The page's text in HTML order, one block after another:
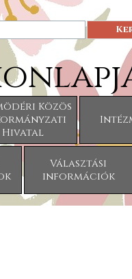
Közös
Hivatal
▼
Választási
információk